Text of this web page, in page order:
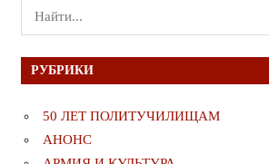
Поиск
для:
РУБРИКИ
50 ЛЕТ ПОЛИТУЧИЛИЩАМ
АНОНС